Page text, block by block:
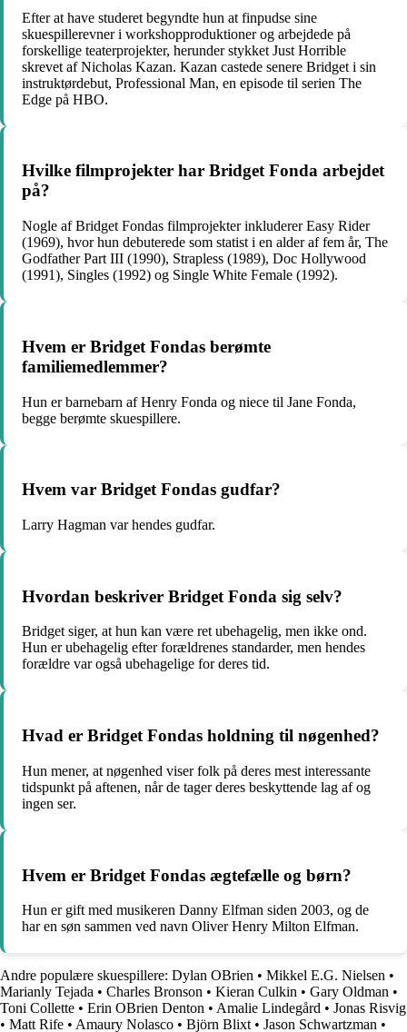
Efter at have studeret begyndte hun at finpudse sine
skuespillerevner i workshopproduktioner og arbejdede på
forskellige teaterprojekter, herunder stykket Just Horrible
skrevet af Nicholas Kazan. Kazan castede senere Bridget i sin
instruktørdebut, Professional Man, en episode til serien The
Edge på HBO.
Hvilke filmprojekter har Bridget Fonda arbejdet
på?
Nogle af Bridget Fondas filmprojekter inkluderer Easy Rider
(1969), hvor hun debuterede som statist i en alder af fem år, The
Godfather Part III (1990), Strapless (1989), Doc Hollywood
(1991), Singles (1992) og Single White Female (1992).
Hvem er Bridget Fondas berømte
familiemedlemmer?
Hun er barnebarn af Henry Fonda og niece til Jane Fonda,
begge berømte skuespillere.
Hvem var Bridget Fondas gudfar?
Larry Hagman var hendes gudfar.
Hvordan beskriver Bridget Fonda sig selv?
Bridget siger, at hun kan være ret ubehagelig, men ikke ond.
Hun er ubehagelig efter forældrenes standarder, men hendes
forældre var også ubehagelige for deres tid.
Hvad er Bridget Fondas holdning til nøgenhed?
Hun mener, at nøgenhed viser folk på deres mest interessante
tidspunkt på aftenen, når de tager deres beskyttende lag af og
ingen ser.
Hvem er Bridget Fondas ægtefælle og børn?
Hun er gift med musikeren Danny Elfman siden 2003, og de
har en søn sammen ved navn Oliver Henry Milton Elfman.
Andre populære skuespillere: Dylan OBrien • Mikkel E.G. Nielsen •
Marianly Tejada • Charles Bronson • Kieran Culkin • Gary Oldman •
Toni Collette • Erin OBrien Denton • Amalie Lindegård • Jonas Risvig
• Matt Rife • Amaury Nolasco • Björn Blixt • Jason Schwartzman •